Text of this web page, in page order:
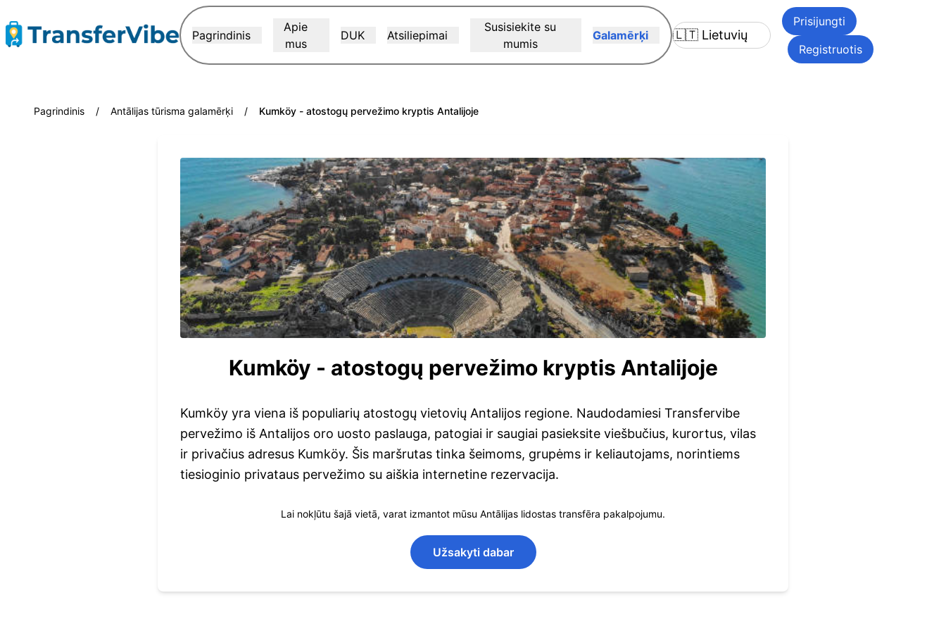
Pagrindinis
Apie
mus
DUK Atsiliepimai
Susisiekite su
mumis
Galamērķi
Prisijungti
Registruotis
Pagrindinis / Antālijas tūrisma galamērķi / Kumköy - atostogų pervežimo kryptis Antalijoje
Kumköy - atostogų pervežimo kryptis Antalijoje
Kumköy yra viena iš populiarių atostogų vietovių Antalijos regione. Naudodamiesi Transfervibe
pervežimo iš Antalijos oro uosto paslauga, patogiai ir saugiai pasieksite viešbučius, kurortus, vilas
ir privačius adresus Kumköy. Šis maršrutas tinka šeimoms, grupėms ir keliautojams, norintiems
tiesioginio privataus pervežimo su aiškia internetine rezervacija.
Lai nokļūtu šajā vietā, varat izmantot mūsu Antālijas lidostas transfēra pakalpojumu.
Užsakyti dabar